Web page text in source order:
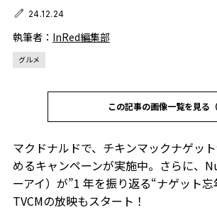
24.12.24
執筆者： InRed編集部
グルメ
この記事の画像一覧を見る（
マクドナルドで、チキンマックナゲッ
めるキャンペーンが実施中。さらに、
ーアイ）が”1 年を振り返る“ナゲット
TVCMの放映もスタート！